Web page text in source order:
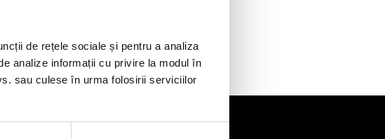
de rețele sociale și pentru a analiza
analize informații cu privire la modul în
sau culese în urma folosirii serviciilor